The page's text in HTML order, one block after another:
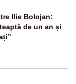
Ilie Bolojan:
de un an și